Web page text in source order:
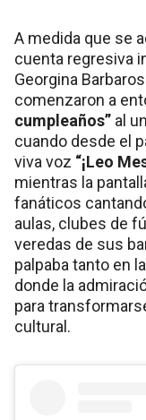
A medida que se
cuenta regresiva
Georgina
comenzaron a
cumpleaños” al
cuando desde el
viva voz “¡Leo
mientras la
fanáticos
aulas, clubes de
veredas de sus
palpaba tanto en
donde la
para
cultural.